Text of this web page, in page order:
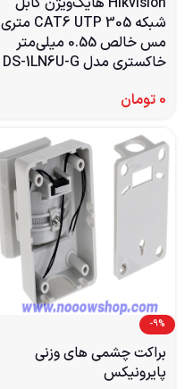
شبکه CAT6 UTP 305 متری
مس خالص 0.55 میلی‌متر
خاکستری مدل DS-1LN6U-G
0 تومان
-9%
براکت چشمی های وزنی
پایرونیکس